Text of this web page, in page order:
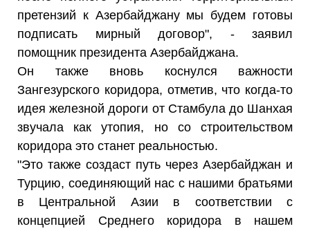
претензий к Азербайджану мы будем готовы
подписать мирный договор", - заявил
помощник президента Азербайджана.
Он также вновь коснулся важности
Зангезурского коридора, отметив, что когда-то
идея железной дороги от Стамбула до Шанхая
звучала как утопия, но со строительством
коридора это станет реальностью.
"Это также создаст путь через Азербайджан и
Турцию, соединяющий нас с нашими братьями
в Центральной Азии в соответствии с
концепцией Среднего коридора в нашем